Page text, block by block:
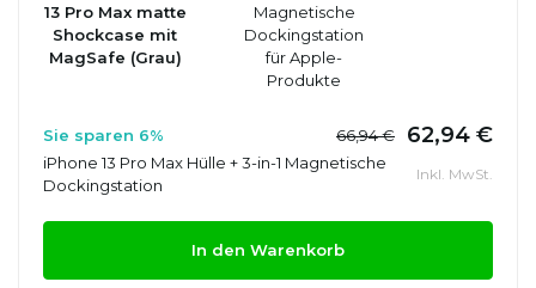
13 Pro Max matte
Shockcase mit
MagSafe (Grau)
Magnetische
Dockingstation
für Apple-
Produkte
Sie sparen 6% 66,94 € 62,94 €
iPhone 13 Pro Max Hülle + 3-in-1 Magnetische
Dockingstation
Inkl. MwSt.
In den Warenkorb